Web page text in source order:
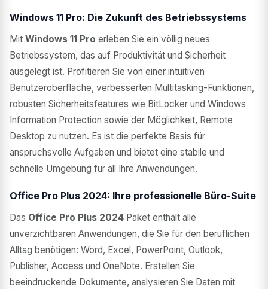
Windows 11 Pro: Die Zukunft des Betriebssystems
Mit Windows 11 Pro erleben Sie ein völlig neues
Betriebssystem, das auf Produktivität und Sicherheit
ausgelegt ist. Profitieren Sie von einer intuitiven
Benutzeroberfläche, verbesserten Multitasking-Funktionen,
robusten Sicherheitsfeatures wie BitLocker und Windows
Information Protection sowie der Möglichkeit, Remote
Desktop zu nutzen. Es ist die perfekte Basis für
anspruchsvolle Aufgaben und bietet eine stabile und
schnelle Umgebung für all Ihre Anwendungen.
Office Pro Plus 2024: Ihre professionelle Büro-Suite
Das Office Pro Plus 2024 Paket enthält alle
unverzichtbaren Anwendungen, die Sie für den beruflichen
Alltag benötigen: Word, Excel, PowerPoint, Outlook,
Publisher, Access und OneNote. Erstellen Sie
beeindruckende Dokumente, analysieren Sie Daten mit